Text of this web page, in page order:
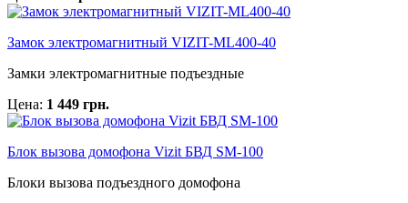
Замок электромагнитный VIZIT-ML400-40
Замки электромагнитные подъездные
Цена: 1 449 грн.
Блок вызова домофона Vizit БВД SМ-100
Блоки вызова подъездного домофона